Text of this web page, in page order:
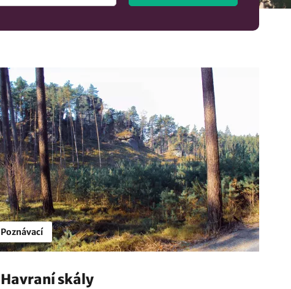
Poznávací
Havraní skály